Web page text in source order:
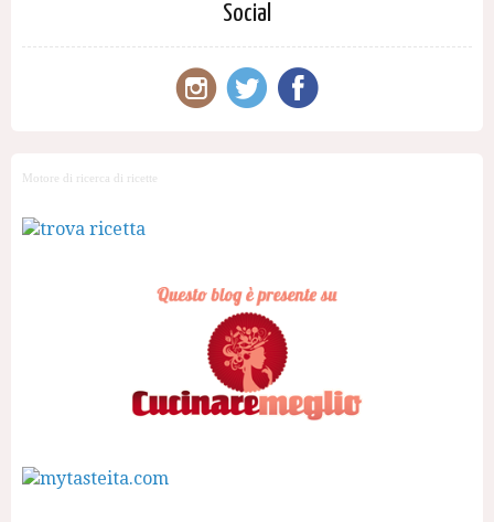
Social
Motore di ricerca di ricette